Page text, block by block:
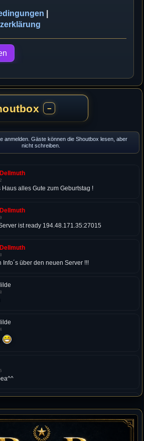
−
anmelden. Gäste können die Shoutbox lesen, aber
nicht schreiben.
Haus alles Gute zum Geburtstag !
ist ready 194.48.171.35:27015
Info´s über den neuen Server !!!
22:48